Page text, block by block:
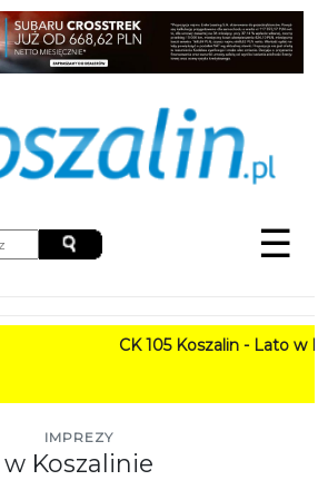
☰
CK 105 Koszalin - Lato w Mieście
IMPREZY
w Koszalinie